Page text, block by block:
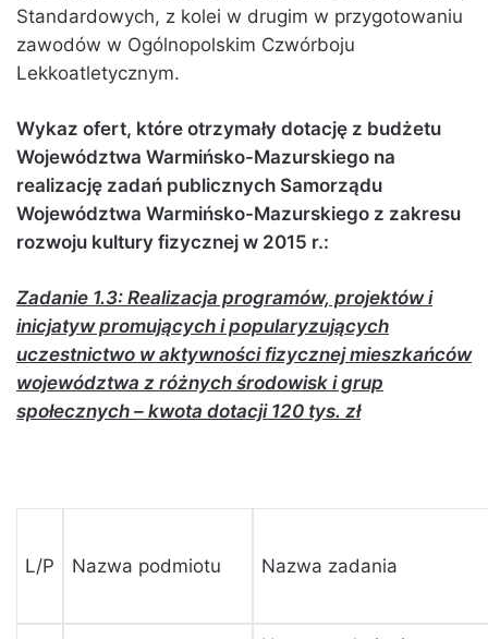
Standardowych, z kolei w drugim w przygotowaniu
zawodów w Ogólnopolskim Czwórboju
Lekkoatletycznym.
Wykaz ofert, które otrzymały dotację z budżetu
Województwa Warmińsko-Mazurskiego na
realizację zadań publicznych Samorządu
Województwa Warmińsko-Mazurskiego z zakresu
rozwoju kultury fizycznej w 2015 r.:
Zadanie 1.3: Realizacja programów, projektów i
inicjatyw promujących i popularyzujących
uczestnictwo w aktywności fizycznej mieszkańców
województwa z różnych środowisk i grup
społecznych – kwota dotacji 120 tys. zł
L/P Nazwa podmiotu Nazwa zadania